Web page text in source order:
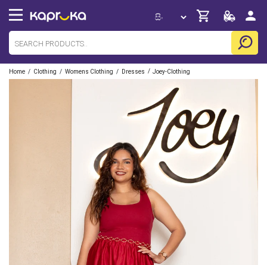
Home / Clothing / Womens Clothing / Dresses / Joey-Clothing